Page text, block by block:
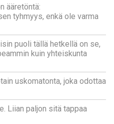
ääretöntä:
tyhmyys, enkä ole varma
puoli tällä hetkellä on se,
kuin yhteiskunta
uskomatonta, joka odottaa
Liian paljon sitä tappaa